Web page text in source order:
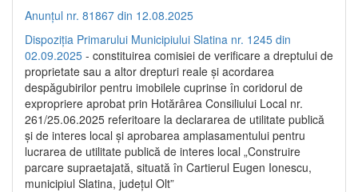
Anunțul nr. 81867 din 12.08.2025
Dispoziția Primarului Municipiului Slatina nr. 1245 din
02.09.2025 - constituirea comisiei de verificare a dreptului de
proprietate sau a altor drepturi reale și acordarea
despăgubirilor pentru imobilele cuprinse în coridorul de
expropriere aprobat prin Hotărârea Consiliului Local nr.
261/25.06.2025 referitoare la declararea de utilitate publică
și de interes local și aprobarea amplasamentului pentru
lucrarea de utilitate publică de interes local „Construire
parcare supraetajată, situată în Cartierul Eugen Ionescu,
municipiul Slatina, județul Olt”